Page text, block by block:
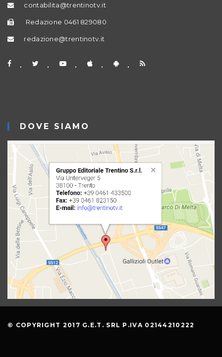
contabilita@trentinotv.it
Redazione 0461 829080
redazione@trentinotv.it
DOVE SIAMO
© COPYRIGHT 2017 G.E.T. SRL P.IVA 02144210222